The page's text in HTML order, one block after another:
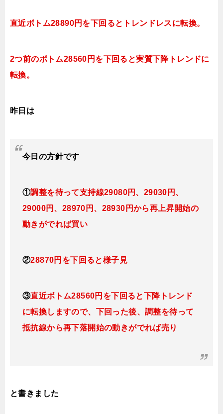
直近ボトム28890円を下回るとトレンドレスに転換。
2つ前のボトム28560円を下回ると実質下降トレンドに
転換。
昨日は
今日 の方針です
①調整を待って支持線29080円、29030円、
29000円、28970円、28930円から再上昇開始の
動きがでれば買い
②28870円を下回ると様子見
③直近ボトム28560円を下回ると下降トレンド
に転換しますので、下回った後、調整を待って
抵抗線から再下落開始の動きがでれば売り
と書きました